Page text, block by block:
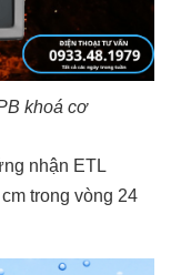
khoá cơ
nhận ETL
trong vòng 24